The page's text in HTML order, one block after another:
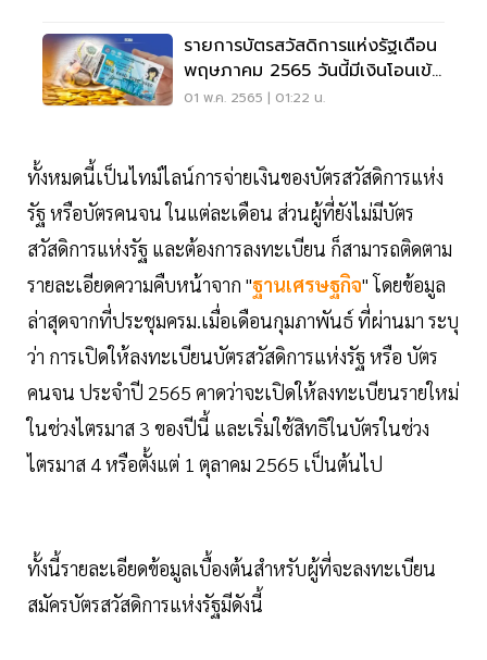
รายการบัตรสวัสดิการแห่งรัฐเดือน
พฤษภาคม 2565 วันนี้มีเงินโอนเข้า
เช็คด่วน
01 พ.ค. 2565 | 01:22 น.
ทั้งหมดนี้เป็นไทม์ไลน์การจ่ายเงินของบัตรสวัสดิการแห่ง
รัฐ หรือบัตรคนจน ในแต่ละเดือน ส่วนผู้ที่ยังไม่มีบัตร
สวัสดิการแห่งรัฐ และต้องการลงทะเบียน ก็สามารถติดตาม
รายละเอียดความคืบหน้าจาก "ฐานเศรษฐกิจ" โดยข้อมูล
ล่าสุดจากที่ประชุมครม.เมื่อเดือนกุมภาพันธ์ ที่ผ่านมา ระบุ
ว่า การเปิดให้ลงทะเบียนบัตรสวัสดิการแห่งรัฐ หรือ บัตร
คนจน ประจำปี 2565 คาดว่าจะเปิดให้ลงทะเบียนรายใหม่
ในช่วงไตรมาส 3 ของปีนี้ และเริ่มใช้สิทธิในบัตรในช่วง
ไตรมาส 4 หรือตั้งแต่ 1 ตุลาคม 2565 เป็นต้นไป
ทั้งนี้รายละเอียดข้อมูลเบื้องต้นสำหรับผู้ที่จะลงทะเบียน
สมัครบัตรสวัสดิการแห่งรัฐมีดังนี้